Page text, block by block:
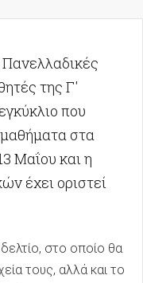
Πανελλαδικές
της Γ'
που
στα
Μαΐου και η
έχει οριστεί
στο οποίο θα
τους, αλλά και το